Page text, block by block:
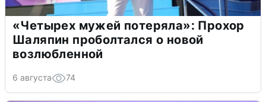
«Четырех мужей потеряла»: Прохор
Шаляпин проболтался о новой
возлюбленной
6 августа 74